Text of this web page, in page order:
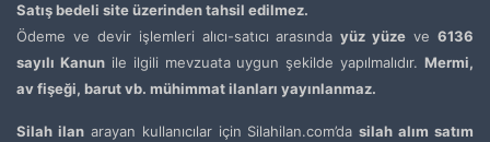
Satış bedeli site üzerinden tahsil edilmez.
Ödeme ve devir işlemleri alıcı-satıcı arasındayüz yüze ve6136
sayılı Kanunile ilgili mevzuata uygun şekilde yapılmalıdır. Mermi,
av fişeği, barut vb. mühimmat ilanları yayınlanmaz.
Silah ilanarayan kullanıcılar için Silahilan.com’dasilah alım satım